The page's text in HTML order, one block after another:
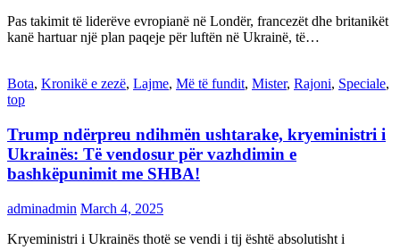
Pas takimit të liderëve evropianë në Londër, francezët dhe britanikët
kanë hartuar një plan paqeje për luftën në Ukrainë, të…
Bota, Kronikë e zezë, Lajme, Më të fundit, Mister, Rajoni, Speciale,
top
Trump ndërpreu ndihmën ushtarake, kryeministri i
Ukrainës: Të vendosur për vazhdimin e
bashkëpunimit me SHBA!
adminadmin March 4, 2025
Kryeministri i Ukrainës thotë se vendi i tij është absolutisht i